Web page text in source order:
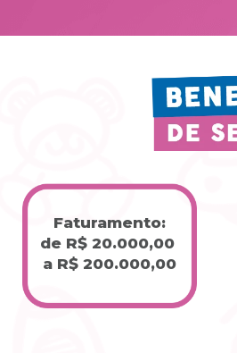
Faturamento:
de R$ 20.000,00
a R$ 200.000,00